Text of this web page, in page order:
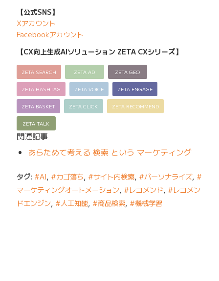
【公式SNS】
Xアカウント
Facebookアカウント
【CX向上生成AIソリューション ZETA CXシリーズ】
ZETA SEARCH ZETA AD ZETA GEO
ZETA HASHTAG ZETA VOICE ZETA ENGAGE
ZETA BASKET ZETA CLICK ZETA RECOMMEND
ZETA TALK
関連記事
あらためて考える 検索 という マーケティング
タグ: #AI, #カゴ落ち, #サイト内検索, #パーソナライズ, #
マーケティングオートメーション, #レコメンド, #レコメン
ドエンジン, #人工知能, #商品検索, #機械学習